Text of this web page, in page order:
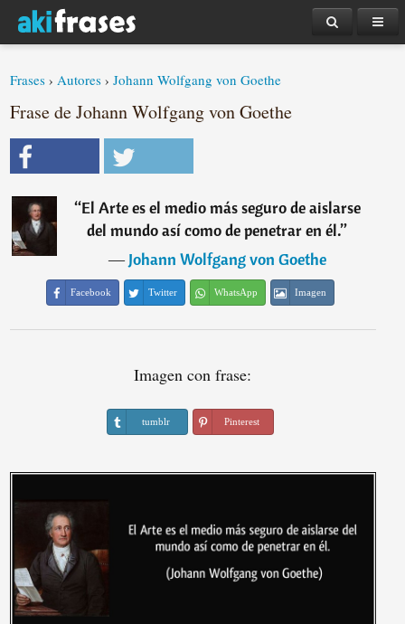
Frases ›Autores ›Johann Wolfgang von Goethe
Frase de Johann Wolfgang von Goethe
“El Arte es el medio más seguro de aislarse
del mundo así como de penetrar en él.”
―Johann Wolfgang von Goethe
Facebook Twitter WhatsApp Imagen
Imagen con frase:
tumblr Pinterest